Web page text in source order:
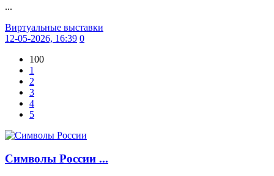
...
Виртуальные выставки
12-05-2026, 16:39 0
100
1
2
3
4
5
Символы России ...